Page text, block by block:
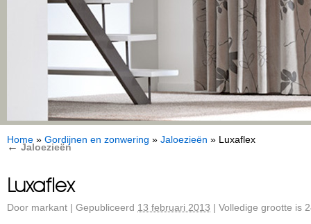
Home » Gordijnen en zonwering » Jaloezieën » Luxaflex
← Jaloezieën
Luxaflex
Door markant | Gepubliceerd 13 februari 2013 | Volledige grootte is